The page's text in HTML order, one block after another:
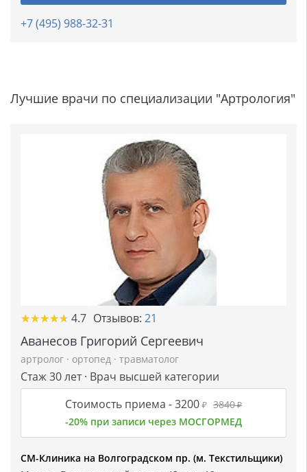
+7 (495) 988-32-31
Лучшие врачи по специализации "Артрология"
★★★★★
★★★★★ 4.7 Отзывов: 21
Аванесов Григорий Сергеевич
артролог · ортопед · травматолог
Стаж 30 лет · Врач высшей категории
Стоимость приема -3200 ₽ 3840₽
-20% при записи через МОСГОРМЕД
СМ-Клиника на Волгоградском пр. (м. Текстильщики)